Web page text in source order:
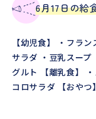
6月17日の給
【幼児食】 ・フラ
サラダ ・豆乳スープ
グルト 【離乳食】
コロサラダ 【おやつ